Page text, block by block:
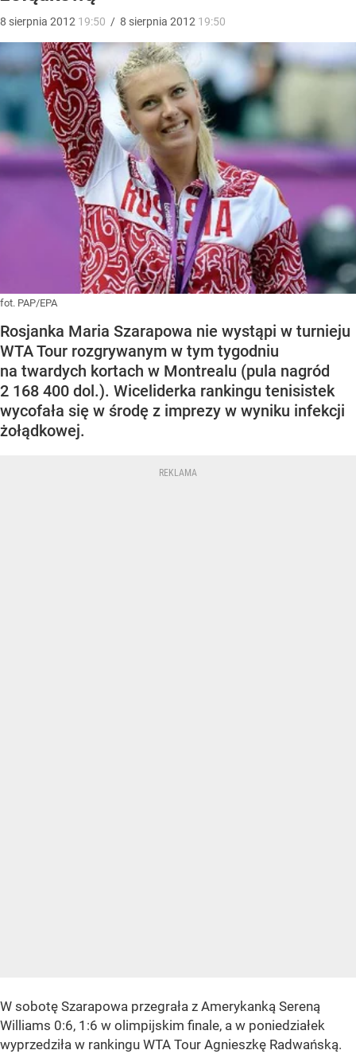
8 sierpnia 2012 19:50 / 8 sierpnia 2012 19:50
fot. PAP/EPA
Rosjanka Maria Szarapowa nie wystąpi w turnieju
WTA Tour rozgrywanym w tym tygodniu
na twardych kortach w Montrealu (pula nagród
2 168 400 dol.). Wiceliderka rankingu tenisistek
wycofała się w środę z imprezy w wyniku infekcji
żołądkowej.
W sobotę Szarapowa przegrała z Amerykanką Sereną
Williams 0:6, 1:6 w olimpijskim finale, a w poniedziałek
wyprzedziła w rankingu WTA Tour Agnieszkę Radwańską.